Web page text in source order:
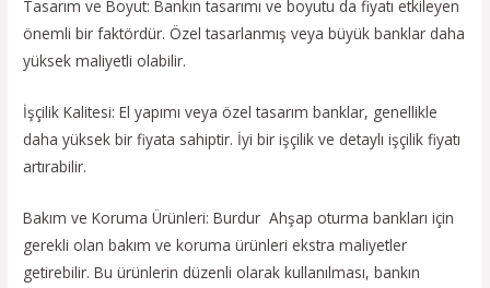
Tasarım ve Boyut: Bankın tasarımı ve boyutu da fiyatı etkileyen
önemli bir faktördür. Özel tasarlanmış veya büyük banklar daha
yüksek maliyetli olabilir.
İşçilik Kalitesi: El yapımı veya özel tasarım banklar, genellikle
daha yüksek bir fiyata sahiptir. İyi bir işçilik ve detaylı işçilik fiyatı
artırabilir.
Bakım ve Koruma Ürünleri: Burdur Ahşap oturma bankları için
gerekli olan bakım ve koruma ürünleri ekstra maliyetler
getirebilir. Bu ürünlerin düzenli olarak kullanılması, bankın